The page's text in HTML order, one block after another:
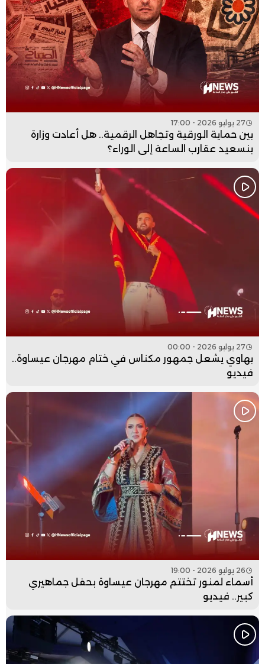
27 يوليو 2026 - 17:00
بين حماية الورقية وتجاهل الرقمية.. هل أعادت وزارة
بنسعيد عقارب الساعة إلى الوراء؟
27 يوليو 2026 - 00:00
بهاوي يشعل جمهور مكناس في ختام مهرجان عيساوة..
فيديو
26 يوليو 2026 - 19:00
أسماء لمنور تختتم مهرجان عيساوة بحفل جماهيري
كبير.. فيديو